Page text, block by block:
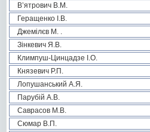
В’ятрович В.М.
Геращенко І.В.
Джемілєв М. .
Зінкевич Я.В.
Климпуш-Цинцадзе І.О.
Князевич Р.П.
Лопушанський А.Я.
Парубій А.В.
Саврасов М.В.
Сюмар В.П.